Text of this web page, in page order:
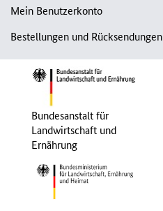
Mein Benutzerkonto
Bestellungen und Rücksendungen
Bundesanstalt für
Landwirtschaft und
Ernährung